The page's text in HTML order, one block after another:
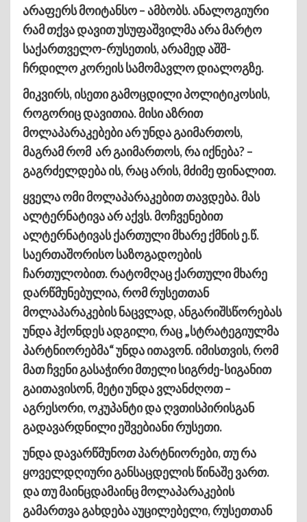
არაფერს მოიტანსო – ამბობს. ანალოგიური
რამ თქვა დავით უსუფაშვილმა არა მარტო
საქართველო-რუსეთის, არამედ აშშ-
ჩრდილო კორეის სამომავლო დიალოგზე.
მიკვირს, ისეთი გამოცდილი პოლიტიკოსის,
როგორიც დავითია. მისი აზრით
მოლაპარაკებები არ უნდა გაიმართოს,
მაგრამ რომ არ გაიმართოს, რა იქნება? –
გაგრძელდება ის, რაც არის, მძიმე ფინალით.
ყველა ომი მოლაპარაკებით თავდება. მას
ალტერნატივა არ აქვს. მოჩვენებით
ალტერნატივას ქართული მხარე ქმნის ე.წ.
საერთაშორისო საზოგადოების
ჩართულობით. რატომღაც ქართული მხარე
დარწმუნებულია, რომ რუსეთთან
მოლაპარაკების ნაცვლად, ანგარიშსწორებას
უნდა ჰქონდეს ადგილი, რაც „სტრატეგიულმა
პარტნიორებმა“ უნდა ითავონ. იმისთვის, რომ
მათ ჩვენი გასაჭირი მთელი სიგრძე-სიგანით
გაითავისონ, მეტი უნდა ვლანძღოთ –
აგრესორი, ოკუპანტი და ღვთისპირისგან
გადავარდნილი ეშვებიანი რუსეთი.
უნდა დავარწმუნოთ პარტნიორები, თუ რა
ყოველდღიური განსაცდელის წინაშე ვართ.
და თუ მაინცდამაინც მოლაპარაკების
გამართვა გახდება აუცილებელი, რუსეთთან